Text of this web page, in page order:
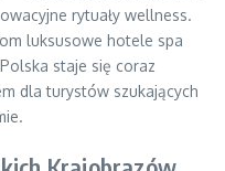
rytuały wellness.
luksusowe hotele spa
staje się coraz
dla turystów szukających